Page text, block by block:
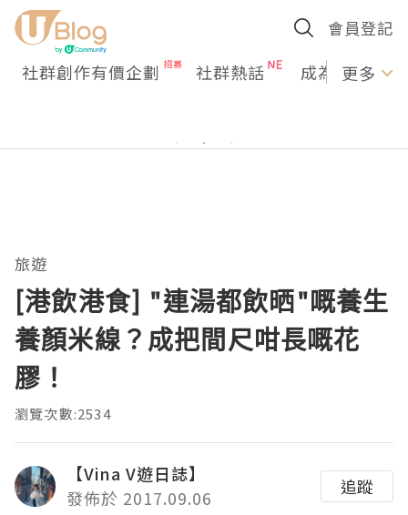
會員登記
社群創作有價企劃 社群熱話 成為U更多
旅遊
[港飲港食] "連湯都飲晒"嘅養生
養顏米線？成把間尺咁長嘅花
膠！
瀏覽次數:2534
【Vina V遊日誌】
發佈於 2017.09.06
追蹤